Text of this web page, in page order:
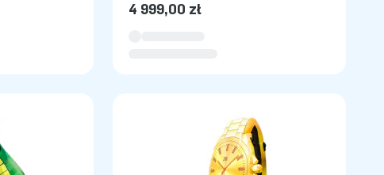
4 999,00 zł